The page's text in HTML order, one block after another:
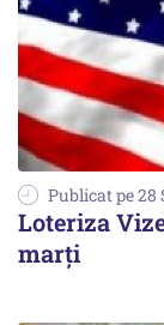
Publicat pe 28
Loteriza
marți